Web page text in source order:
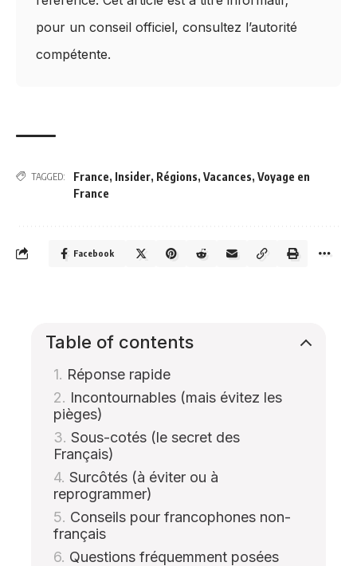
pour un conseil officiel, consultez l’autorité
compétente.
TAGGED: France, Insider, Régions, Vacances, Voyage en
France
Facebook
Table of contents
Réponse rapide
Incontournables (mais évitez les
pièges)
Sous-cotés (le secret des
Français)
Surcôtés (à éviter ou à
reprogrammer)
Conseils pour francophones non-
français
Questions fréquemment posées